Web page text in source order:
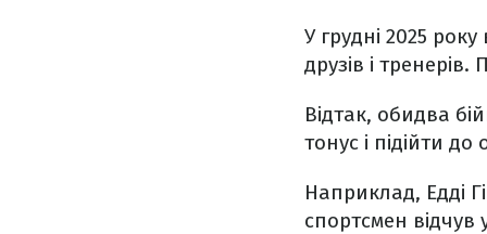
У грудні 2025
друзів і
Відтак, обидва
тонус і підійти
Наприклад, Едді
спортсмен відчув